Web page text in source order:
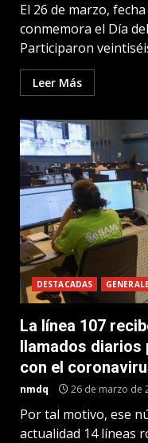
El 26 de marzo,
conmemora el Día
Participaron
Leer Más
DESTACADAS
La línea 107
llamados diarios
con el
nmdq 26 de marzo de
Por tal motivo, ese
actualidad 14 líneas